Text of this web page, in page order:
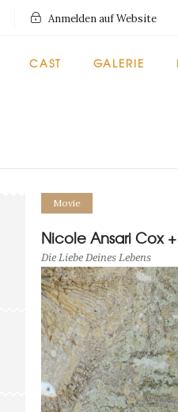
Anmelden auf Website
CAST GALERIE
Movie
Nicole Ansari Cox
Die Liebe Deines Lebens